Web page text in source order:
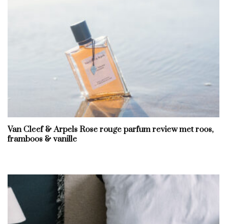
Van Cleef & Arpels Rose rouge parfum review met roos,
framboos & vanille